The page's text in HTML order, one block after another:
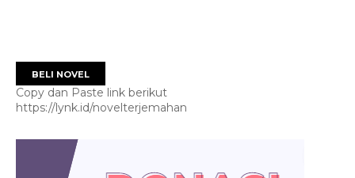
BELI NOVEL
Copy dan Paste link berikut
https://lynk.id/novelterjemahan